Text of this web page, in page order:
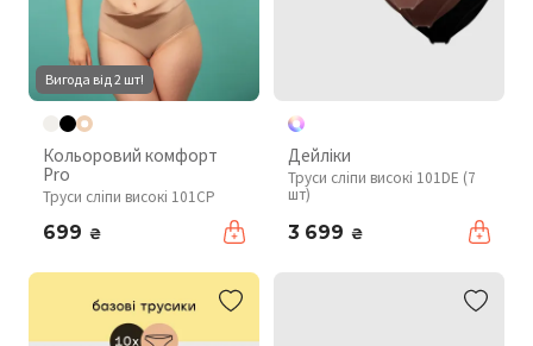
Вигода від 2 шт!
Кольоровий комфорт
Pro
Труси сліпи високі 101CP
699 ₴
Дейліки
Труси сліпи високі 101DE (7
шт)
3 699 ₴